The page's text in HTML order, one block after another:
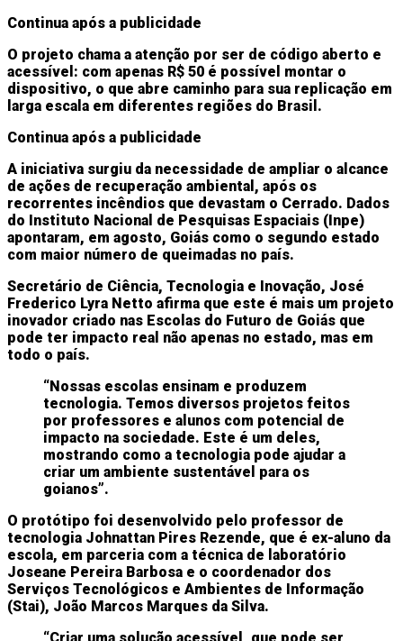
Continua após a publicidade
O projeto chama a atenção por ser de código aberto e
acessível: com apenas R$ 50 é possível montar o
dispositivo, o que abre caminho para sua replicação em
larga escala em diferentes regiões do Brasil.
Continua após a publicidade
A iniciativa surgiu da necessidade de ampliar o alcance
de ações de recuperação ambiental, após os
recorrentes incêndios que devastam o Cerrado. Dados
do Instituto Nacional de Pesquisas Espaciais (Inpe)
apontaram, em agosto, Goiás como o segundo estado
com maior número de queimadas no país.
Secretário de Ciência, Tecnologia e Inovação, José
Frederico Lyra Netto afirma que este é mais um projeto
inovador criado nas Escolas do Futuro de Goiás que
pode ter impacto real não apenas no estado, mas em
todo o país.
“Nossas escolas ensinam e produzem
tecnologia. Temos diversos projetos feitos
por professores e alunos com potencial de
impacto na sociedade. Este é um deles,
mostrando como a tecnologia pode ajudar a
criar um ambiente sustentável para os
goianos”.
O protótipo foi desenvolvido pelo professor de
tecnologia Johnattan Pires Rezende, que é ex-aluno da
escola, em parceria com a técnica de laboratório
Joseane Pereira Barbosa e o coordenador dos
Serviços Tecnológicos e Ambientes de Informação
(Stai), João Marcos Marques da Silva.